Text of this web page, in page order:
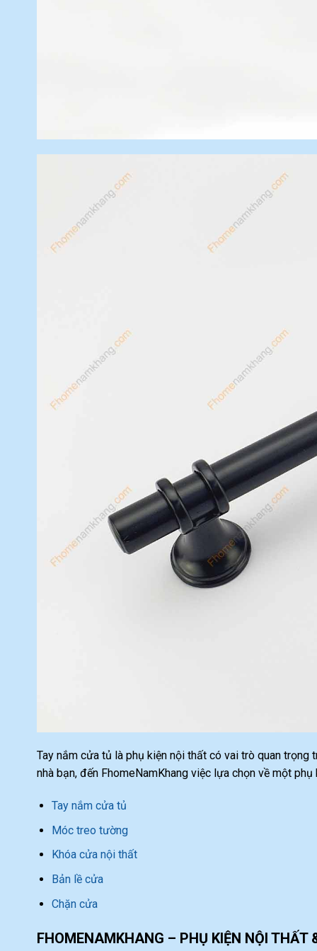
Tay nắm cửa tủ là phụ kiện nội thất có vai trò quan
nhà bạn, đến FhomeNamKhang việc lựa chọn về một
Tay nắm cửa tủ
Móc treo tường
Khóa cửa nội thất
Bản lề cửa
Chặn cửa
FHOMENAMKHANG – PHỤ KIỆN NỘI THẤT